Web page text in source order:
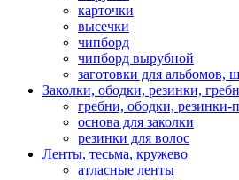
карточки
высечки
чипборд
чипборд вырубной
заготовки для альбомов,
Заколки, ободки, резинки,
гребни, ободки, резинки-
основа для заколки
резинки для волос
Ленты, тесьма, кружево
атласные ленты